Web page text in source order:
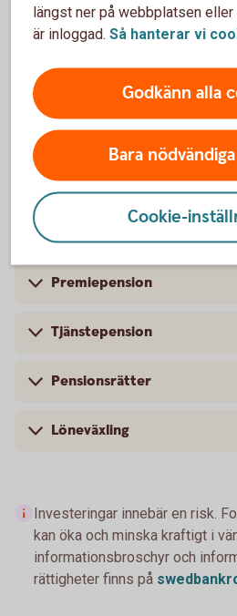
Sparhorisont
Pension
Premiepension
Tjänstepension
Pensionsrätter
Löneväxling
Investeringar innebär en risk.
kan öka och minska kraftigt i
informationsbroschyr och
rättigheter finns på
längst ner på webbplatsen
är inloggad. Så hanterar vi
Godkänn alla
Bara
Cookie-